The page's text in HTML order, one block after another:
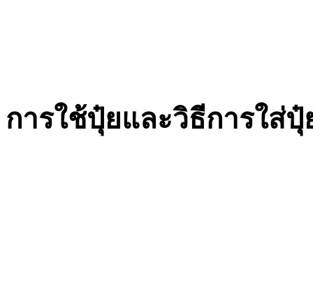
การใช้ปุ๋ยและวิธีการใส่ปุ๋